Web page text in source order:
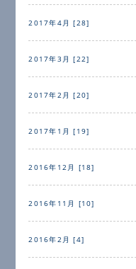
2017年4月 [28]
2017年3月 [22]
2017年2月 [20]
2017年1月 [19]
2016年12月 [18]
2016年11月 [10]
2016年2月 [4]